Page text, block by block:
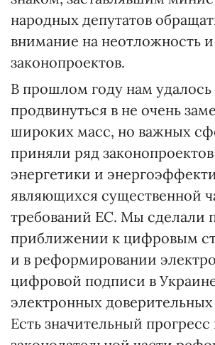
народных депутатов
внимание на неотложность
законопроектов.
В прошлом году нам удалось
продвинуться в не очень
широких масс, но важных
приняли ряд
энергетики и
являющихся существенной
требований ЕС. Мы сделали
приближении к цифровым
и в реформировании
цифровой подписи в
электронных доверительных
Есть значительный прогресс